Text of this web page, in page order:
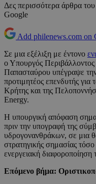
Δες περισσότερα άρθρα
Google
Add philenews.com on
Σε μια εξέλιξη με έντονο
ο Υπουργός Περιβάλλοντος
Παπασταύρου υπέγραψε
προτιμητέος επενδυτής
Κρήτης και της
Energy.
Η υπουργική απόφαση
πριν την υπογραφή της
υδρογονανθράκων, σε μια
στρατηγικής σημασίας
ενεργειακή
Επόμενο βήμα: